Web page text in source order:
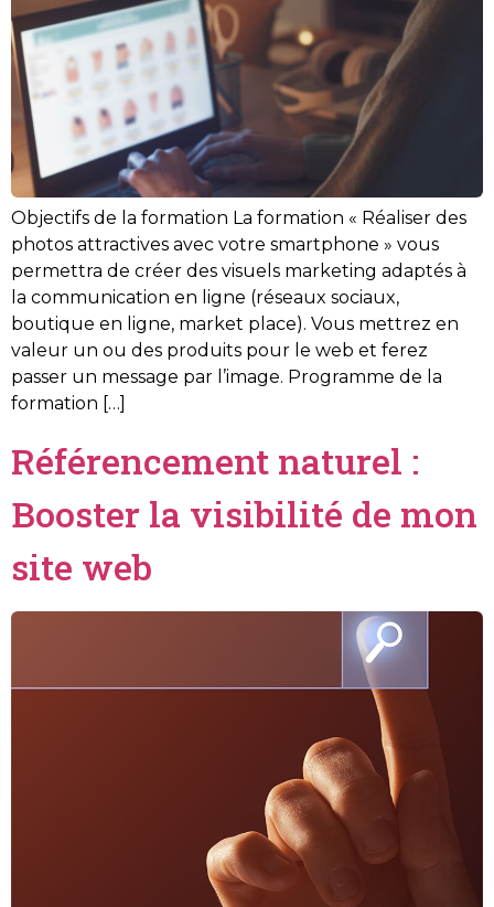
Objectifs de la formation La formation « Réaliser des
photos attractives avec votre smartphone » vous
permettra de créer des visuels marketing adaptés à
la communication en ligne (réseaux sociaux,
boutique en ligne, market place). Vous mettrez en
valeur un ou des produits pour le web et ferez
passer un message par l’image. Programme de la
formation […]
Référencement naturel :
Booster la visibilité de mon
site web